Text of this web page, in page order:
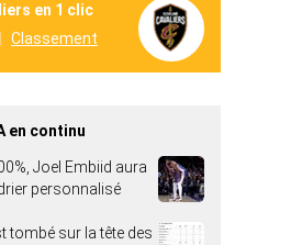
en 1 clic
Classement
en continu
Joel Embiid aura
personnalisé
tombé sur la tête des